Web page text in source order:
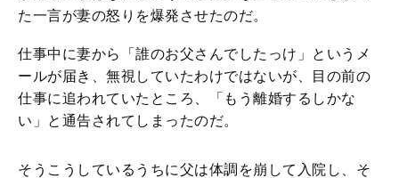
た一言が妻の怒りを爆発させたのだ。
仕事中に妻から「誰のお父さんでしたっけ」というメ
ールが届き、無視していたわけではないが、目の前の
仕事に追われていたところ、「もう離婚するしかな
い」と通告されてしまったのだ。
そうこうしているうちに父は体調を崩して入院し、そ